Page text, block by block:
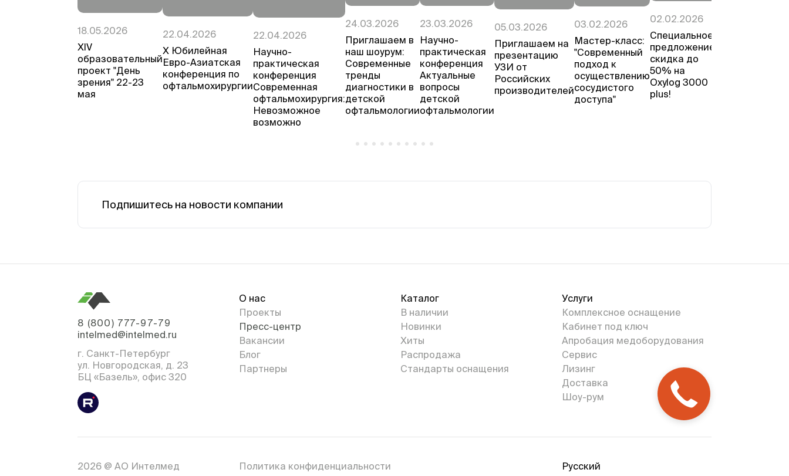
18.05.2026
ХIV
образовательный
проект "День
зрения" 22-23
мая
22.04.2026
Х Юбилейная
Евро-Азиатская
конференция по
офтальмохирургии
22.04.2026
Научно-
практическая
конференция
Современная
офтальмохирургия:
Невозможное
возможно
24.03.2026
Приглашаем в
наш шоурум:
Современные
тренды
диагностики в
детской
офтальмологии
23.03.2026
Научно-
практическая
конференция
Актуальные
вопросы
детской
офтальмологии
05.03.2026
Приглашаем на
презентацию
УЗИ от
Российских
производителей
03.02.2026
Мастер-класс:
"Современный
подход к
осуществлению
сосудистого
доступа"
02.02.2026
Специальное
предложение:
скидка до
50% на
Oxylog 3000
plus!
Подпишитесь на новости компании
8 (800) 777-97-79
intelmed@intelmed.ru
г. Санкт-Петербург
ул. Новгородская, д. 23
БЦ «Базель», офис 320
О нас
Проекты
Пресс-центр
Вакансии
Блог
Партнеры
Каталог
В наличии
Новинки
Хиты
Распродажа
Стандарты оснащения
Услуги
Комплексное оснащение
Кабинет под ключ
Апробация медоборудования
Сервис
Лизинг
Доставка
Шоу-рум
2026 @ АО Интелмед Политика конфиденциальности Русский